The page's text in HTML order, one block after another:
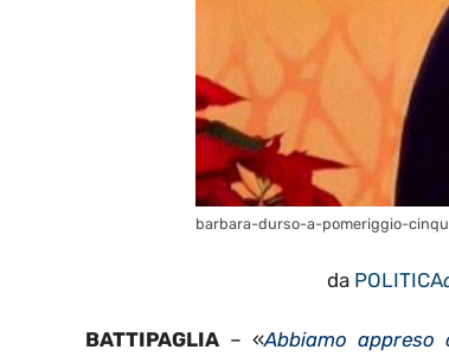
barbara-durso-a-pomeriggio-
da POLITICA
BATTIPAGLIA – «Abbiamo appreso